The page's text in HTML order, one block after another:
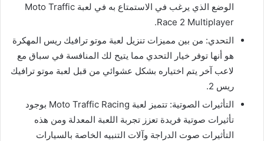
الوضع الذي يرغب في الاستمتاع به في لعبة Moto Traffic
Race 2 Multiplayer.
التحدي: من بين مميزات تنزيل لعبة موتو ترافيك ريس المهكرة
هو أنها توفر خيار التحدي مما يتيح لك المنافسة في سباق مع
لاعب آخر يتم اختياره بشكل عشوائي من قبل لعبة موتو ترافيك
ريس 2.
التأثيرات الصوتية: تتميز لعبة Moto Traffic Racing بوجود
تأثيرات صوتية فريدة تعزز تجربة اللعبة المعدلة ومن هذه
التأثيرات صوت الدراجة وآلات التنبيه الخاصة بالسيارات